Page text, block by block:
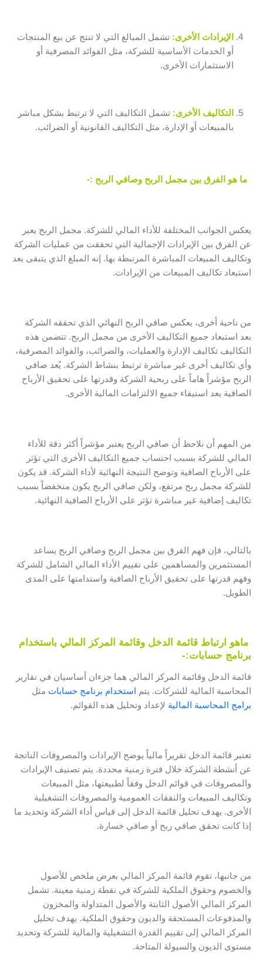
الإيرادات الأخرى: تشمل المبالغ التي لا تنتج عن بيع المنتجات
أو الخدمات الأساسية للشركة، مثل الفوائد المصرفية أو
الاستثمارات الأخرى.
التكاليف الأخرى: تشمل التكاليف التي لا ترتبط بشكل مباشر
بالمبيعات أو الإدارة، مثل التكاليف القانونية أو الضرائب.
ما هو الفرق بين مجمل الربح وصافي الربح :-
يعكس الجوانب المختلفة للأداء المالي للشركة. مجمل الربح يعبر
عن الفرق بين الإيرادات الإجمالية التي تحققت من عمليات الشركة
وتكاليف المبيعات المباشرة المرتبطة بها. إنه المبلغ الذي يتبقى بعد
استبعاد تكاليف المبيعات من الإيرادات.
من ناحية أخرى، يعكس صافي الربح النهائي الذي تحققه الشركة
بعد استبعاد جميع التكاليف الأخرى من مجمل الربح. تتضمن هذه
التكاليف تكاليف الإدارة والعمليات، والضرائب، والفوائد المصرفية،
وأي تكاليف أخرى غير مباشرة ترتبط بنشاط الشركة. يُعد صافي
الربح مؤشراً هاماً على ربحية الشركة وقدرتها على تحقيق الأرباح
الصافية بعد استيفاء جميع الالتزامات المالية الأخرى.
من المهم أن نلاحظ أن صافي الربح يعتبر مؤشراً أكثر دقة للأداء
المالي للشركة بسبب احتساب جميع التكاليف الأخرى التي تؤثر
على الأرباح الصافية وتوضح النتيجة النهائية لأداء الشركة. قد يكون
للشركة مجمل ربح مرتفع، ولكن صافي الربح يكون منخفضاً بسبب
تكاليف إضافية غير مباشرة تؤثر على الأرباح الصافية النهائية.
بالتالي، فإن فهم الفرق بين مجمل الربح وصافي الربح يساعد
المستثمرين والمساهمين على تقييم الأداء المالي الشامل للشركة
وفهم قدرتها على تحقيق الأرباح الصافية واستدامتها على المدى
الطويل.
ماهو ارتباط قائمة الدخل وقائمة المركز المالي باستخدام
برنامج حسابات:-
قائمة الدخل وقائمة المركز المالي هما جزءان أساسيان في تقارير
المحاسبة المالية للشركات. يتم استخدام برنامج حسابات مثل
برامج المحاسبة المالية لإعداد وتحليل هذه القوائم.
تعتبر قائمة الدخل تقريراً مالياً يوضح الإيرادات والمصروفات الناتجة
عن أنشطة الشركة خلال فترة زمنية محددة. يتم تصنيف الإيرادات
والمصروفات في قوائم الدخل وفقاً لطبيعتها، مثل المبيعات
وتكاليف المبيعات والنفقات العمومية والمصروفات التشغيلية
الأخرى. يهدف تحليل قائمة الدخل إلى قياس أداء الشركة وتحديد ما
إذا كانت تحقق صافي ربح أو صافي خسارة.
من جانبها، تقوم قائمة المركز المالي بعرض ملخص للأصول
والخصوم وحقوق الملكية للشركة في نقطة زمنية معينة. تشمل
المركز المالي الأصول الثابتة والأصول المتداولة والمخزون
والمدفوعات المستحقة والديون وحقوق الملكية. يهدف تحليل
المركز المالي إلى تقييم القدرة التشغيلية والمالية للشركة وتحديد
مستوى الديون والسيولة المتاحة.